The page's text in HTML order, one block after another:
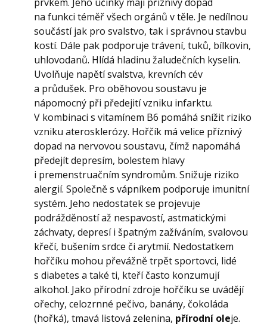
prvkem. Jeho účinky mají příznivý dopad
na funkci téměř všech orgánů v těle. Je nedílnou
součástí jak pro svalstvo, tak i správnou stavbu
kostí. Dále pak podporuje trávení, tuků, bílkovin,
uhlovodanů. Hlídá hladinu žaludečních kyselin.
Uvolňuje napětí svalstva, krevních cév
a průdušek. Pro oběhovou soustavu je
nápomocný při předejití vzniku infarktu.
V kombinaci s vitamínem B6 pomáhá snížit riziko
vzniku aterosklerózy. Hořčík má velice příznivý
dopad na nervovou soustavu, čímž napomáhá
předejít depresím, bolestem hlavy
i premenstruačním syndromům. Snižuje riziko
alergií. Společně s vápníkem podporuje imunitní
systém. Jeho nedostatek se projevuje
podrážděností až nespavostí, astmatickými
záchvaty, depresí i špatným zažíváním, svalovou
křečí, bušením srdce či arytmií. Nedostatkem
hořčíku mohou převážně trpět sportovci, lidé
s diabetes a také ti, kteří často konzumují
alkohol. Jako přírodní zdroje hořčíku se uvádějí
ořechy, celozrnné pečivo, banány, čokoláda
(hořká), tmavá listová zelenina, přírodní oleje.